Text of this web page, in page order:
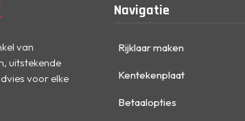
van
uitstekende
voor elke
Navigatie
Rijklaar maken
Kentekenplaat
Betaalopties